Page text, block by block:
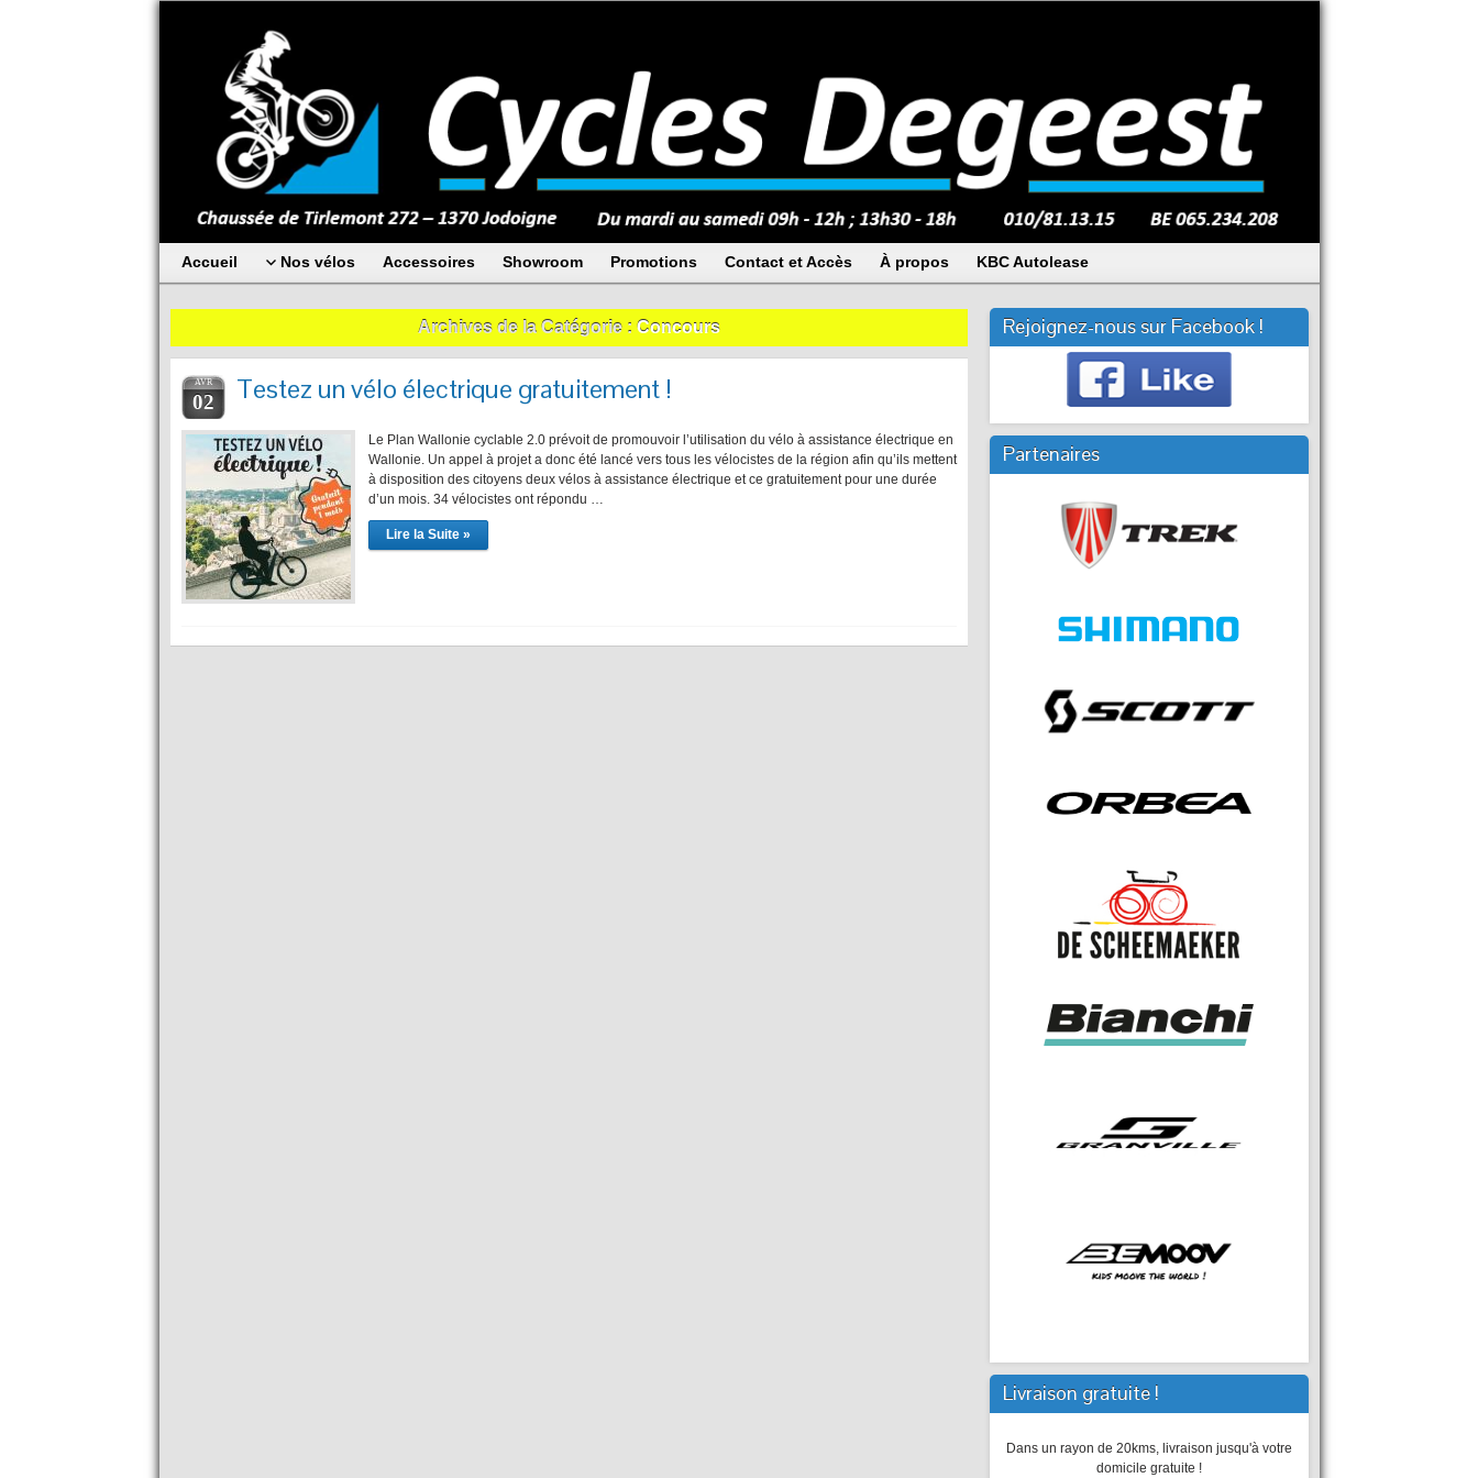
Accueil Nos vélos Accessoires Showroom Promotions Contact et Accès À propos KBC Autolease
Archives de la Catégorie : Concours
AVR
02 Testez un vélo électrique gratuitement !
Le Plan Wallonie cyclable 2.0 prévoit de promouvoir l’utilisation du vélo à assistance électrique en
Wallonie. Un appel à projet a donc été lancé vers tous les vélocistes de la région afin qu’ils mettent
à disposition des citoyens deux vélos à assistance électrique et ce gratuitement pour une durée
d’un mois. 34 vélocistes ont répondu …
Lire la Suite »
Rejoignez-nous sur Facebook !
Partenaires
Livraison gratuite !
Dans un rayon de 20kms, livraison jusqu'à votre
domicile gratuite !